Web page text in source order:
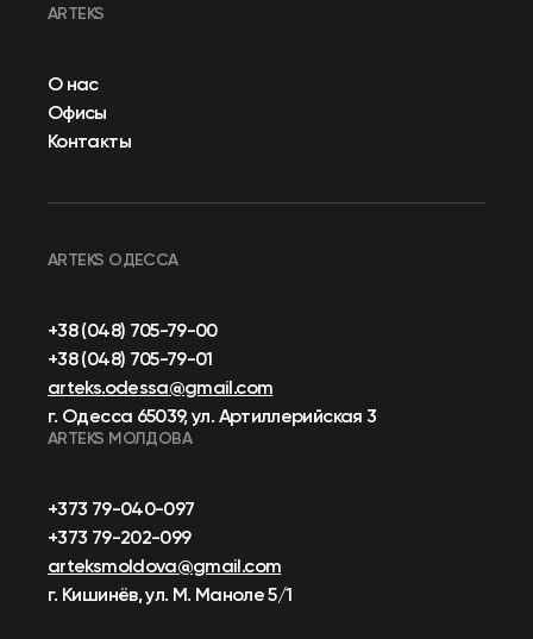
ARTEKS
О нас
Офисы
Контакты
ARTEKS ОДЕССА
+38 (048) 705-79-00
+38 (048) 705-79-01
arteks.odessa@gmail.com
г. Одесса 65039, ул. Артиллерийская 3
ARTEKS МОЛДОВА
+373 79-040-097
+373 79-202-099
arteksmoldova@gmail.com
г. Кишинёв, ул. М. Маноле 5/1